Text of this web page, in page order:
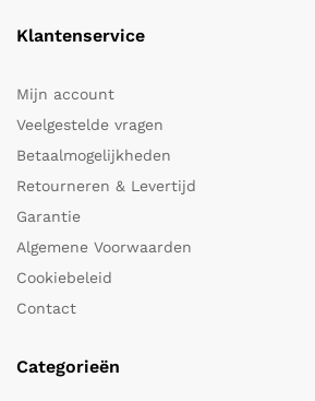
Klantenservice
Mijn account
Veelgestelde vragen
Betaalmogelijkheden
Retourneren & Levertijd
Garantie
Algemene Voorwaarden
Cookiebeleid
Contact
Categorieën